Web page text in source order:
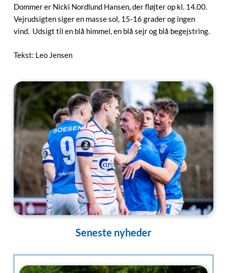
Dommer er Nicki Nordlund Hansen, der fløjter op kl. 14.00.
Vejrudsigten siger en masse sol, 15-16 grader og ingen
vind. Udsigt til en blå himmel, en blå sejr og blå begejstring.
Tekst: Leo Jensen
Seneste nyheder